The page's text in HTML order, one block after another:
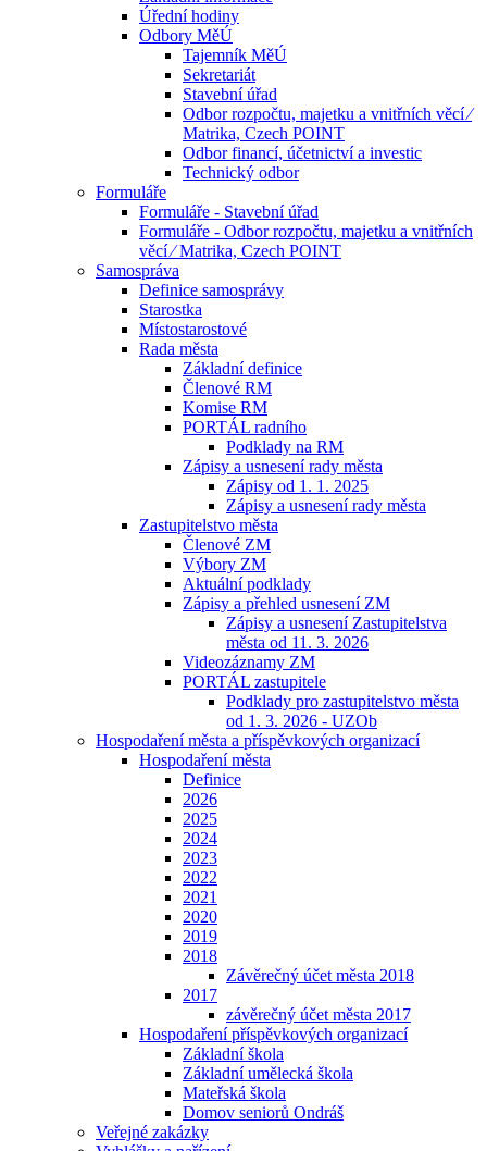
Úřední hodiny
Odbory MěÚ
Tajemník MěÚ
Sekretariát
Stavební úřad
Odbor rozpočtu, majetku a vnitřních věcí ⁄
Matrika, Czech POINT
Odbor financí, účetnictví a investic
Technický odbor
Formuláře
Formuláře - Stavební úřad
Formuláře - Odbor rozpočtu, majetku a vnitřních
věcí ⁄ Matrika, Czech POINT
Samospráva
Definice samosprávy
Starostka
Místostarostové
Rada města
Základní definice
Členové RM
Komise RM
PORTÁL radního
Podklady na RM
Zápisy a usnesení rady města
Zápisy od 1. 1. 2025
Zápisy a usnesení rady města
Zastupitelstvo města
Členové ZM
Výbory ZM
Aktuální podklady
Zápisy a přehled usnesení ZM
Zápisy a usnesení Zastupitelstva
města od 11. 3. 2026
Videozáznamy ZM
PORTÁL zastupitele
Podklady pro zastupitelstvo města
od 1. 3. 2026 - UZOb
Hospodaření města a příspěvkových organizací
Hospodaření města
Definice
2026
2025
2024
2023
2022
2021
2020
2019
2018
Závěrečný účet města 2018
2017
závěrečný účet města 2017
Hospodaření příspěvkových organizací
Základní škola
Základní umělecká škola
Mateřská škola
Domov seniorů Ondráš
Veřejné zakázky